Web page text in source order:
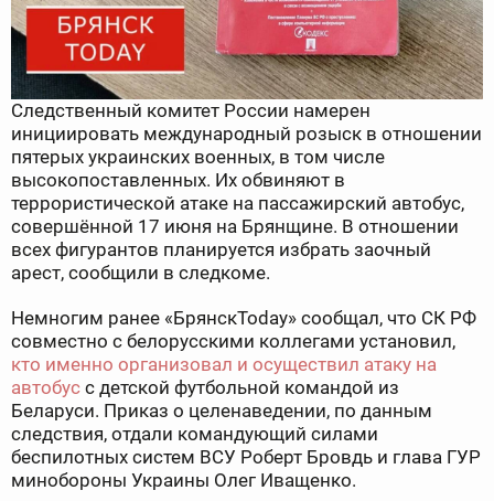
Следственный комитет России намерен
инициировать международный розыск в отношении
пятерых украинских военных, в том числе
высокопоставленных. Их обвиняют в
террористической атаке на пассажирский автобус,
совершённой 17 июня на Брянщине. В отношении
всех фигурантов планируется избрать заочный
арест, сообщили в следкоме.
Немногим ранее «БрянскToday» сообщал, что СК РФ
совместно с белорусскими коллегами установил,
кто именно организовал и осуществил атаку на
автобус с детской футбольной командой из
Беларуси. Приказ о целенаведении, по данным
следствия, отдали командующий силами
беспилотных систем ВСУ Роберт Бровдь и глава ГУР
минобороны Украины Олег Иващенко.